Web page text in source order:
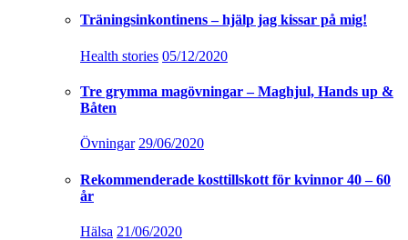
Träningsinkontinens – hjälp jag kissar på mig!
Health stories 05/12/2020
Tre grymma magövningar – Maghjul, Hands up &
Båten
Övningar 29/06/2020
Rekommenderade kosttillskott för kvinnor 40 – 60
år
Hälsa 21/06/2020